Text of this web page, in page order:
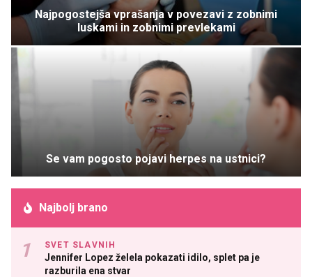
Najpogostejša vprašanja v povezavi z zobnimi
luskami in zobnimi prevlekami
Se vam pogosto pojavi herpes na ustnici?
Najbolj brano
SVET SLAVNIH
Jennifer Lopez želela pokazati idilo, splet pa je
razburila ena stvar